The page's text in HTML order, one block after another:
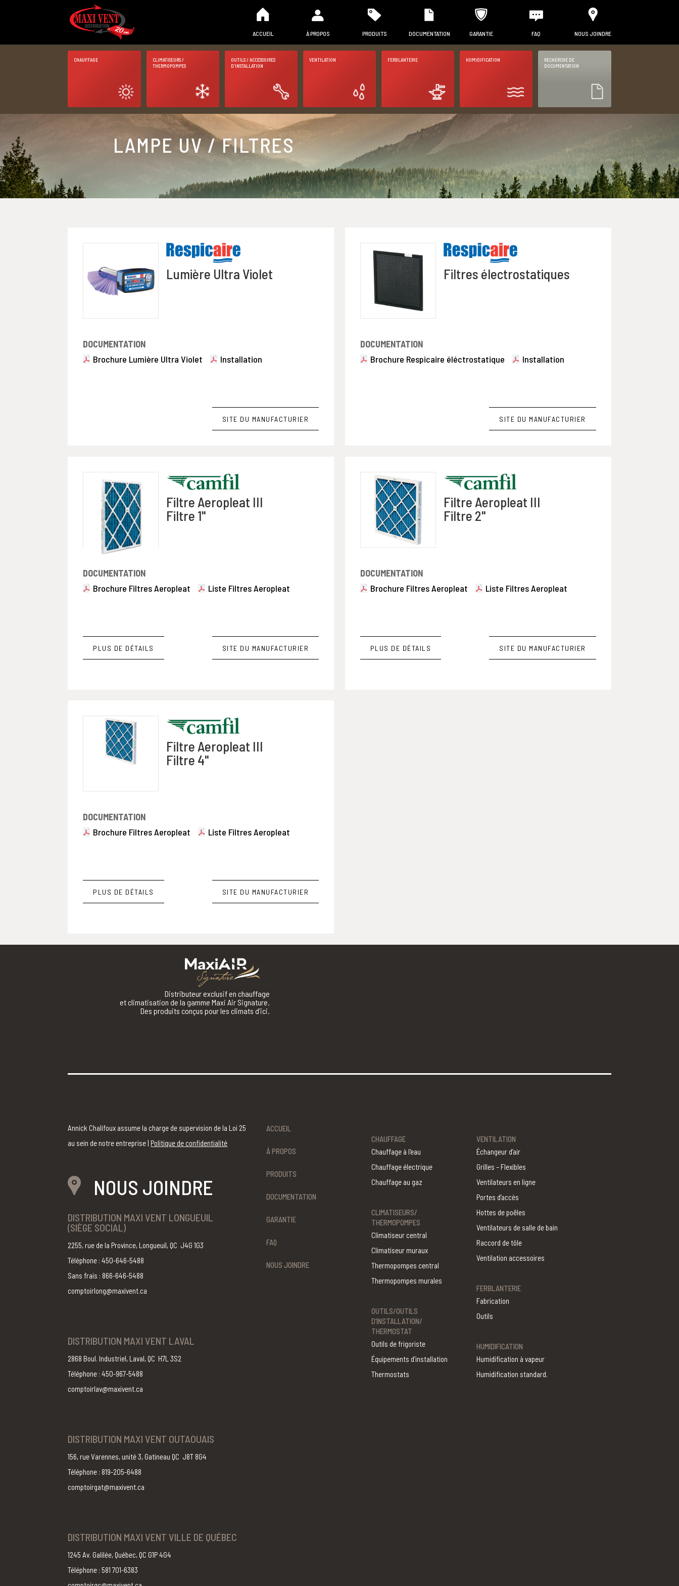
ACCUEIL À PROPOS PRODUITS DOCUMENTATION GARANTIE FAQ NOUS JOINDRE
CHAUFFAGE
CLIMATISEURS /
THERMOPOMPES
OUTILS / ACCESSOIRES
D’INSTALLATION
VENTILATION FERBLANTERIE HUMIDIFICATION
RECHERCHE DE
DOCUMENTATION
LAMPE UV / FILTRES
Lumière Ultra Violet
DOCUMENTATION
Brochure Lumière Ultra Violet
Installation
SITE DU MANUFACTURIER
Filtres électrostatiques
DOCUMENTATION
Brochure Respicaire éléctrostatique
Installation
SITE DU MANUFACTURIER
Filtre Aeropleat III
Filtre 1"
DOCUMENTATION
Brochure Filtres Aeropleat
Liste Filtres Aeropleat
PLUS DE DÉTAILS SITE DU MANUFACTURIER
Filtre Aeropleat III
Filtre 2"
DOCUMENTATION
Brochure Filtres Aeropleat
Liste Filtres Aeropleat
PLUS DE DÉTAILS SITE DU MANUFACTURIER
Filtre Aeropleat III
Filtre 4"
DOCUMENTATION
Brochure Filtres Aeropleat
Liste Filtres Aeropleat
PLUS DE DÉTAILS SITE DU MANUFACTURIER
Distributeur exclusif en chauffage
et climatisation de la gamme Maxi Air Signature.
Des produits conçus pour les climats d’ici.
Annick Chalifoux assume la charge de supervision de la Loi 25
au sein de notre entreprise |Politique de confidentialité
NOUS JOINDRE
DISTRIBUTION MAXI VENT LONGUEUIL
(SIÈGE SOCIAL)
2255, rue de la Province, Longueuil, QC J4G 1G3
Téléphone : 450-646-5488
Sans frais : 866-646-5488
comptoirlong@maxivent.ca
DISTRIBUTION MAXI VENT LAVAL
2868 Boul. Industriel, Laval, QC H7L 3S2
Téléphone : 450-967-5488
comptoirlav@maxivent.ca
DISTRIBUTION MAXI VENT OUTAOUAIS
156, rue Varennes, unité 3, Gatineau QC J8T 8G4
Téléphone : 819-205-6488
comptoirgat@maxivent.ca
DISTRIBUTION MAXI VENT VILLE DE QUÉBEC
1245 Av. Galilée, Québec, QC G1P 4G4
Téléphone : 581 701-6383
ACCUEIL
À PROPOS
PRODUITS
DOCUMENTATION
GARANTIE
FAQ
NOUS JOINDRE
CHAUFFAGE
Chauffage à l'eau
Chauffage électrique
Chauffage au gaz
CLIMATISEURS/
THERMOPOMPES
Climatiseur central
Climatiseur muraux
Thermopompes central
Thermopompes murales
OUTILS/OUTILS
D’INSTALLATION/
THERMOSTAT
Outils de frigoriste
Équipements d’installation
Thermostats
VENTILATION
Échangeur d’air
Grilles – Flexibles
Ventilateurs en ligne
Portes d’accès
Hottes de poêles
Ventilateurs de salle de bain
Raccord de tôle
Ventilation accessoires
FERBLANTERIE
Fabrication
Outils
HUMIDIFICATION
Humidification à vapeur
Humidification standard.